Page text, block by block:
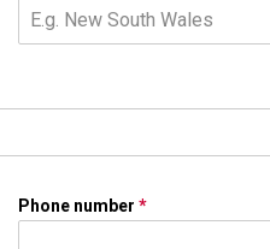
Phone number *